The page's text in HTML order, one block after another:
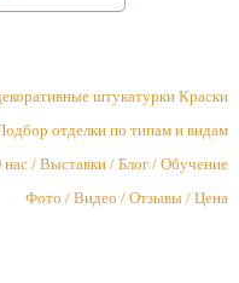
штукатурки Краски
отделки по типам и видам
нас / Выставки / Блог / Обучение
Фото / Видео / Отзывы / Цена